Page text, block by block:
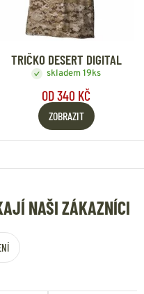
TRIČKO DESERT DIGITAL
skladem 19ks
OD 340 KČ
ZOBRAZIT
NAŠI ZÁKAZNÍCI